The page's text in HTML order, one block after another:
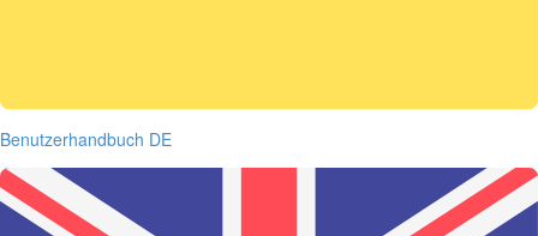
Benutzerhandbuch DE